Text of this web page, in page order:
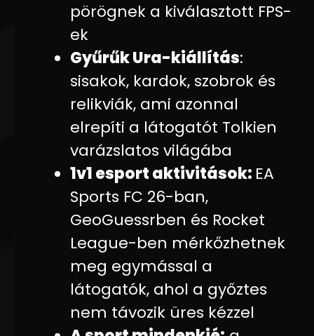
pörögnek a kiválasztott FPS-
ek
Gyűrűk Ura-kiállítás:
sisakok, kardok, szobrok és
relikviák, ami azonnal
elrepíti a látogatót Tolkien
varázslatos világába
1v1 esport aktivitások: EA
Sports FC 26-ban,
GeoGuessrben és Rocket
League-ben mérkőzhetnek
meg egymással a
látogatók, ahol a győztes
nem távozik üres kézzel